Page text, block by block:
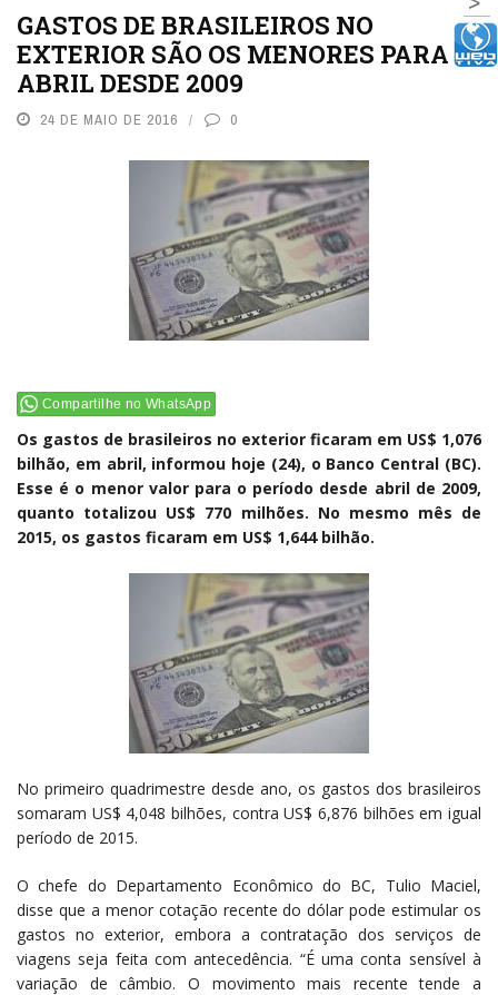
GASTOS DE BRASILEIROS NO
EXTERIOR SÃO OS MENORES PARA
ABRIL DESDE 2009
24 DE MAIO DE 2016 0
Compartilhe no WhatsApp
Os gastos de brasileiros no exterior ficaram em US$ 1,076
bilhão, em abril, informou hoje (24), o Banco Central (BC).
Esse é o menor valor para o período desde abril de 2009,
quanto totalizou US$ 770 milhões. No mesmo mês de
2015, os gastos ficaram em US$ 1,644 bilhão.
No primeiro quadrimestre desde ano, os gastos dos brasileiros
somaram US$ 4,048 bilhões, contra US$ 6,876 bilhões em igual
período de 2015.
O chefe do Departamento Econômico do BC, Tulio Maciel,
disse que a menor cotação recente do dólar pode estimular os
gastos no exterior, embora a contratação dos serviços de
viagens seja feita com antecedência. “É uma conta sensível à
variação de câmbio. O movimento mais recente tende a